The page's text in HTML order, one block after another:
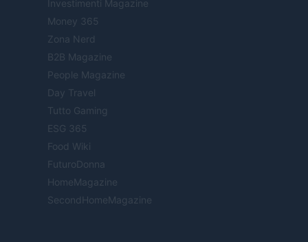
Investimenti Magazine
Money 365
Zona Nerd
B2B Magazine
People Magazine
Day Travel
Tutto Gaming
ESG 365
Food Wiki
FuturoDonna
HomeMagazine
SecondHomeMagazine